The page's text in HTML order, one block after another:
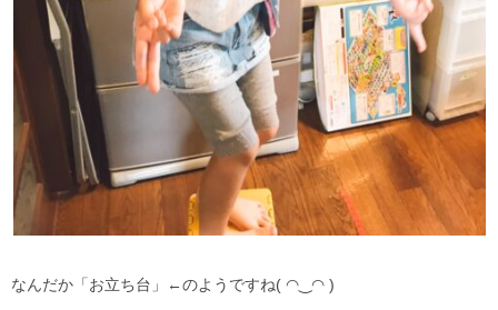
なんだか「お立ち台」←のようですね( ◠‿◠ )